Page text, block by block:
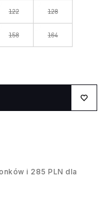
122 128
158 164
i 285 PLN dla